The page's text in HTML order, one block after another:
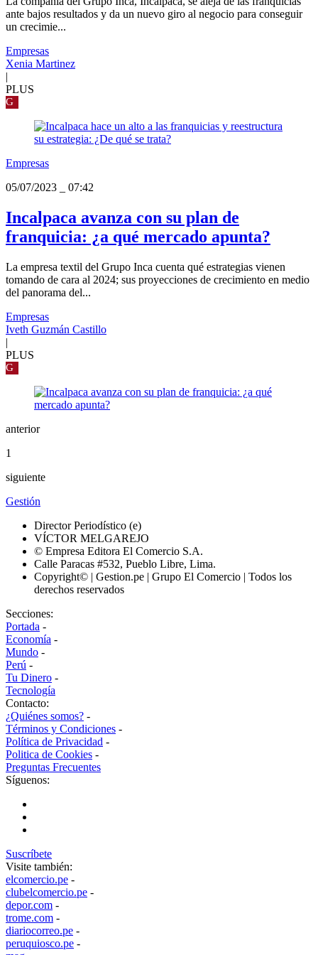
ante bajos resultados y da un nuevo giro al negocio para conseguir
un crecimie...
Empresas
Xenia Martinez
|
PLUS
G
Empresas
05/07/2023
07:42
Incalpaca avanza con su plan de
franquicia: ¿a qué mercado apunta?
La empresa textil del Grupo Inca cuenta qué estrategias vienen
tomando de cara al 2024; sus proyecciones de crecimiento en medio
del panorama del...
Empresas
Iveth Guzmán Castillo
|
PLUS
G
anterior
1
siguiente
Gestión
Director Periodístico (e)
VÍCTOR MELGAREJO
© Empresa Editora El Comercio S.A.
Calle Paracas #532, Pueblo Libre, Lima.
Copyright© | Gestion.pe | Grupo El Comercio | Todos los
derechos reservados
Secciones:
Portada -
Economía -
Mundo -
Perú -
Tu Dinero -
Tecnología
Contacto:
¿Quiénes somos? -
Términos y Condiciones -
Política de Privacidad -
Politica de Cookies -
Preguntas Frecuentes
Síguenos:
Suscríbete
Visite también:
elcomercio.pe -
clubelcomercio.pe -
depor.com -
trome.com -
diariocorreo.pe -
peruquiosco.pe -